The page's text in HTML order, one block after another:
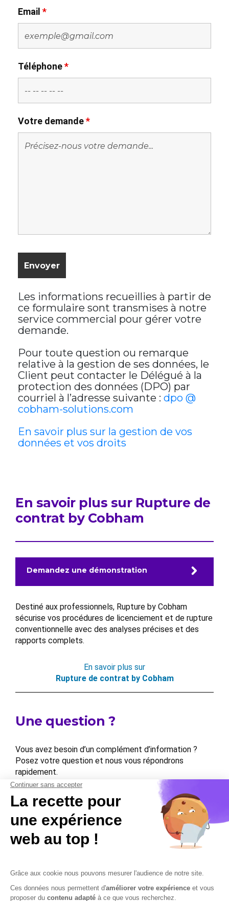
Email *
Téléphone*
Votre demande*
Les informations recueillies à partir de
ce formulaire sont transmises à notre
service commercial pour gérer votre
demande.
Pour toute question ou remarque
relative à la gestion de ses données, le
Client peut contacter le Délégué à la
protection des données (DPO) par
courriel à l’adresse suivante : dpo @
cobham-solutions.com
En savoir plus sur la gestion de vos
données et vos droits
En savoir plus sur Rupture de
contrat by Cobham
Demandez une démonstration
Destiné aux professionnels, Rupture by Cobham
sécurise vos procédures de licenciement et de rupture
conventionnelle avec des analyses précises et des
rapports complets.
En savoir plus sur
Rupture de contrat by Cobham
Une question ?
Vous avez besoin d’un complément d’information ?
Posez votre question et nous vous répondrons
rapidement.
Contactez-nous
Contactez-nous Mentions légales
Plan du site
Sécurisation des données